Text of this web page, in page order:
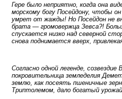
Гере было неприятно, когда она
морскому богу Посейдону, чтобы
умрет от жажды! Но Посейдон не
брата — громовержца Зевса?!
спускается низко над северной
снова поднимается вверх,
Согласно одной легенде,
покровительница земледелия
землю, как посеять пшеничные
Триптолемом, дало богатый